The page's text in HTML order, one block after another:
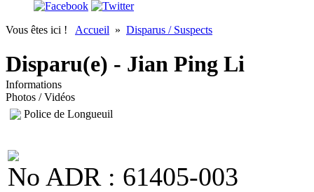
Vous êtes ici ! Accueil » Disparus / Suspects
Disparu(e) - Jian Ping Li
Informations
Photos / Vidéos
Police de Longueuil
No ADR : 61405-003